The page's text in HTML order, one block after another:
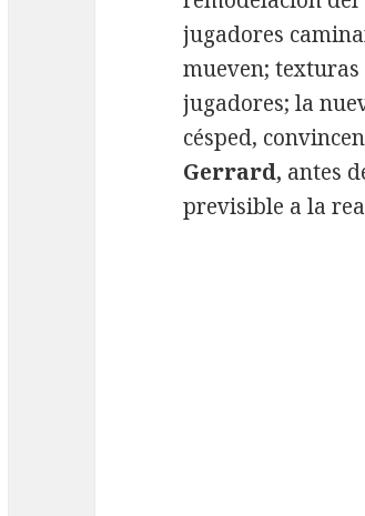
jugadores
mueven;
jugadores; la
césped,
Gerrard, antes
previsible a la